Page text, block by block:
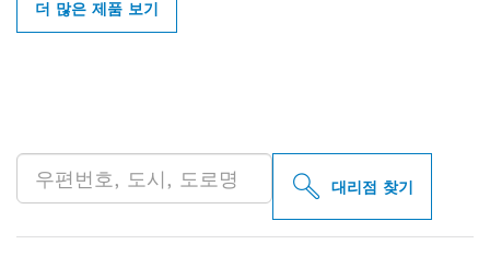
더 많은 제품 보기
대리점 찾기